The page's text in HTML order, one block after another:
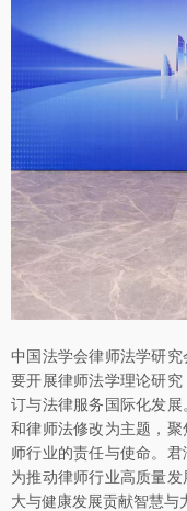
中国法学会律师法学研
要开展律师法学理论研
订与法律服务国际化发
和律师法修改为主题，
师行业的责任与使命。
为推动律师行业高质量
大与健康发展贡献智慧与